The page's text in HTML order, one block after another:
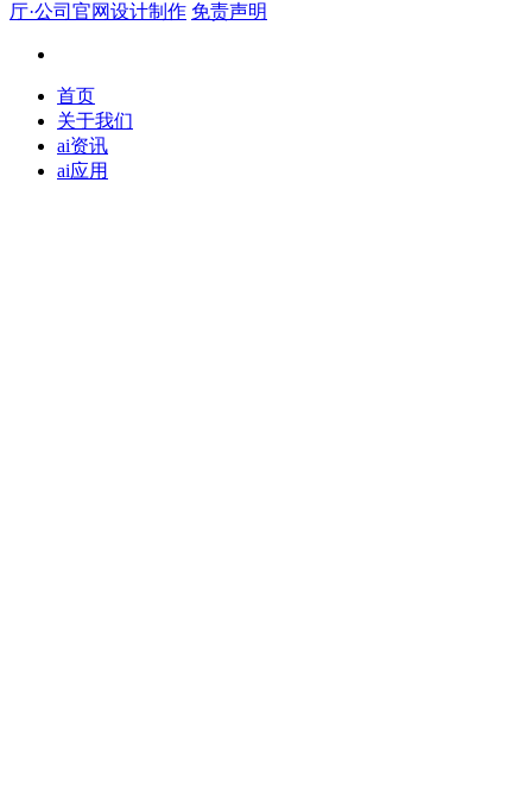
厅·公司官网设计制作 免责声明
首页
关于我们
ai资讯
ai应用